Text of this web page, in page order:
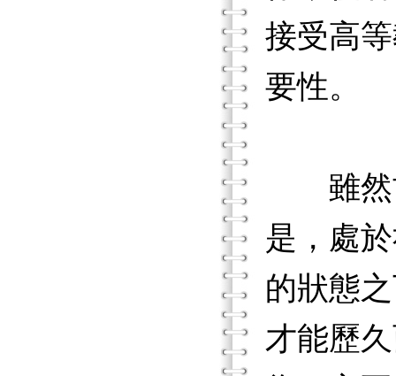
接受高
要性。
雖然古
是，處
的狀態
才能歷